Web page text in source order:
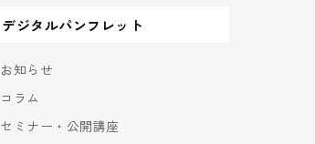
デジタルパンフレット
お知らせ
コラム
セミナー・公開講座